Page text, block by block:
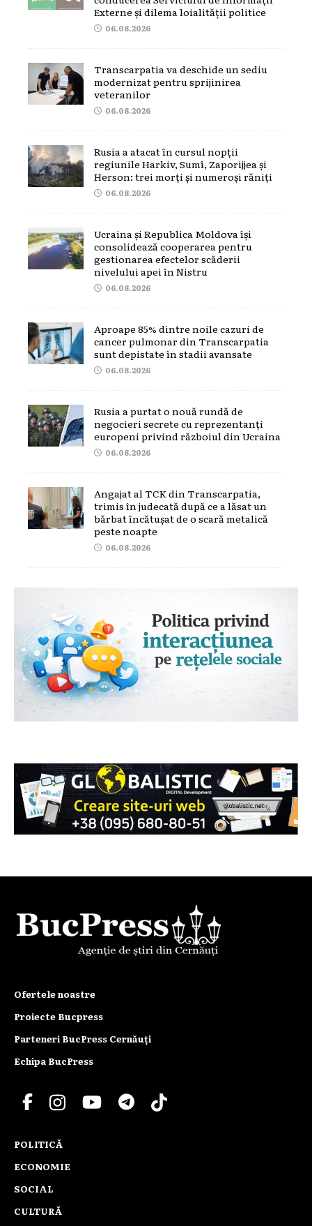
Externe și dilema loialității politice
06.08.2026
Transcarpatia va deschide un sediu
modernizat pentru sprijinirea
veteranilor
06.08.2026
Rusia a atacat în cursul nopții
regiunile Harkiv, Sumî, Zaporijjea și
Herson: trei morți și numeroși răniți
06.08.2026
Ucraina și Republica Moldova își
consolidează cooperarea pentru
gestionarea efectelor scăderii
nivelului apei în Nistru
06.08.2026
Aproape 85% dintre noile cazuri de
cancer pulmonar din Transcarpatia
sunt depistate în stadii avansate
06.08.2026
Rusia a purtat o nouă rundă de
negocieri secrete cu reprezentanți
europeni privind războiul din Ucraina
06.08.2026
Angajat al TCK din Transcarpatia,
trimis în judecată după ce a lăsat un
bărbat încătușat de o scară metalică
peste noapte
06.08.2026
Ofertele noastre
Proiecte Bucpress
Parteneri BucPress Cernăuți
Echipa BucPress
POLITICĂ
ECONOMIE
SOCIAL
CULTURĂ